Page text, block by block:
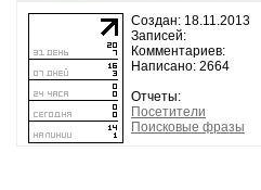
Создан: 18.11.2013
Записей:
Комментариев:
Написано: 2664
Отчеты:
Посетители
Поисковые фразы